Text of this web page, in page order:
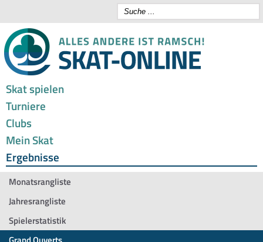
Skat spielen
Turniere
Clubs
Mein Skat
Ergebnisse
Monatsrangliste
Jahresrangliste
Spielerstatistik